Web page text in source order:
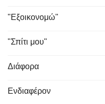
"Εξοικονομώ"
"Σπίτι μου"
Διάφορα
Ενδιαφέρον